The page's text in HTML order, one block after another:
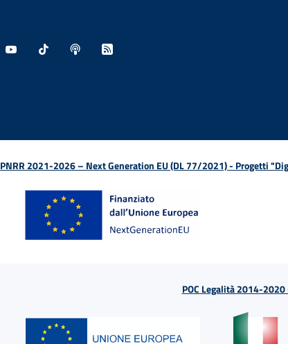
PNRR 2021-2026 – Next Generation EU (DL 77/2021) - Progetti
POC Legalità 2014-